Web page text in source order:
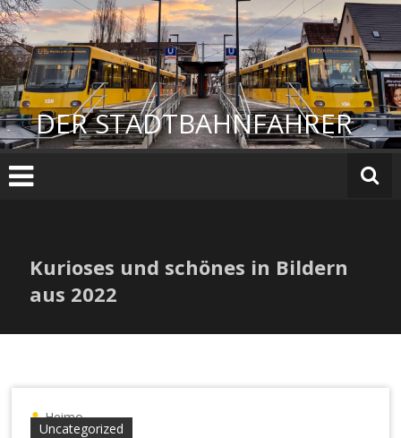
Zum
Inhalt
springen
DER STADTBAHNFAHRER
Kurioses und schönes in Bildern
aus 2022
Uncategorized
Heimo